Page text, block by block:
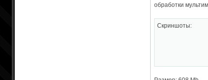
обработки
Скриншоты: